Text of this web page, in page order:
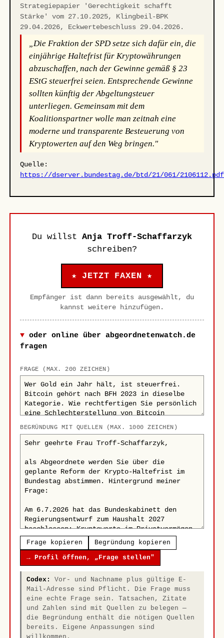
Strategiepapier 'Gerechtigkeit schafft
Stärke' vom 27.10.2025, Klingbeil-BPK
29.04.2026, Eckwertebeschluss 29.04.2026.
„Die Fraktion der SPD setze sich dafür ein, die
einjährige Haltefrist für Kryptowährungen
abzuschaffen, nach der Gewinne gemäß § 23
EStG steuerfrei seien. Entsprechende Gewinne
sollten künftig der Abgeltungsteuer
unterliegen. Gemeinsam mit dem
Koalitionspartner wolle man zeitnah eine
moderne und transparente Besteuerung von
Kryptowerten auf den Weg bringen."
Quelle:
https://dserver.bundestag.de/btd/21/061/2106112.pdf
Du willst Anja Troff-Schaffarzyk
schreiben?
★ JETZT FAXEN ★
Empfänger ist dann bereits ausgewählt, du
kannst weitere hinzufügen.
oder online über abgeordnetenwatch.de
fragen
FRAGE (MAX. 200 ZEICHEN)
BEGRÜNDUNG MIT QUELLEN (MAX. 1000 ZEICHEN)
Frage kopieren Begründung kopieren
→ Profil öffnen, „Frage stellen"
Codex:
Vor- und Nachname plus gültige E-
Mail-Adresse sind Pflicht. Die Frage muss
eine echte Frage sein. Tatsachen, Zitate
und Zahlen sind mit Quellen zu belegen —
die Begründung enthält die nötigen Quellen
bereits. Eigene Anpassungen sind